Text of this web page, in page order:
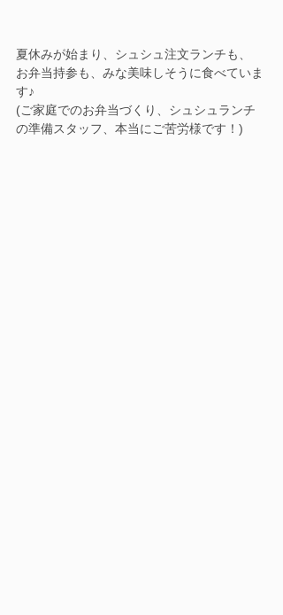
夏休みが始まり、シュシュ注文ランチも、
お弁当持参も、みな美味しそうに食べていま
す♪
(ご家庭でのお弁当づくり、シュシュランチ
の準備スタッフ、本当にご苦労様です！)